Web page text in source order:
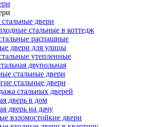
двери
стальные в коттедж
распашные
двери для улицы
утепленные
двупольная
стальные двери
стальные двери
стальных дверей
дверь в дом
дверь на дачу
взломостойкие двери